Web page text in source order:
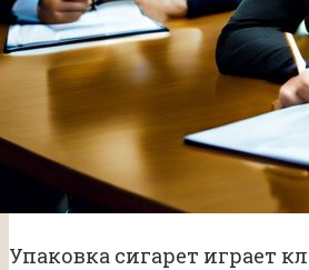
Упаковка сигарет играет